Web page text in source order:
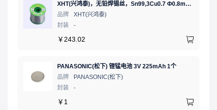
XHT(兴鸿泰)，无铅焊锡丝，Sn99,3Cu0.7 Ф0.8mm 500G，环保锡线，免洗焊锡丝/锡线,1卷（含松香）
品牌
XHT(兴鸿泰)
封装
-
￥ 243.02
PANASONIC(松下) 锂锰电池 3V 225mAh 1个
品牌
PANASONIC(松下)
封装
-
￥ 1